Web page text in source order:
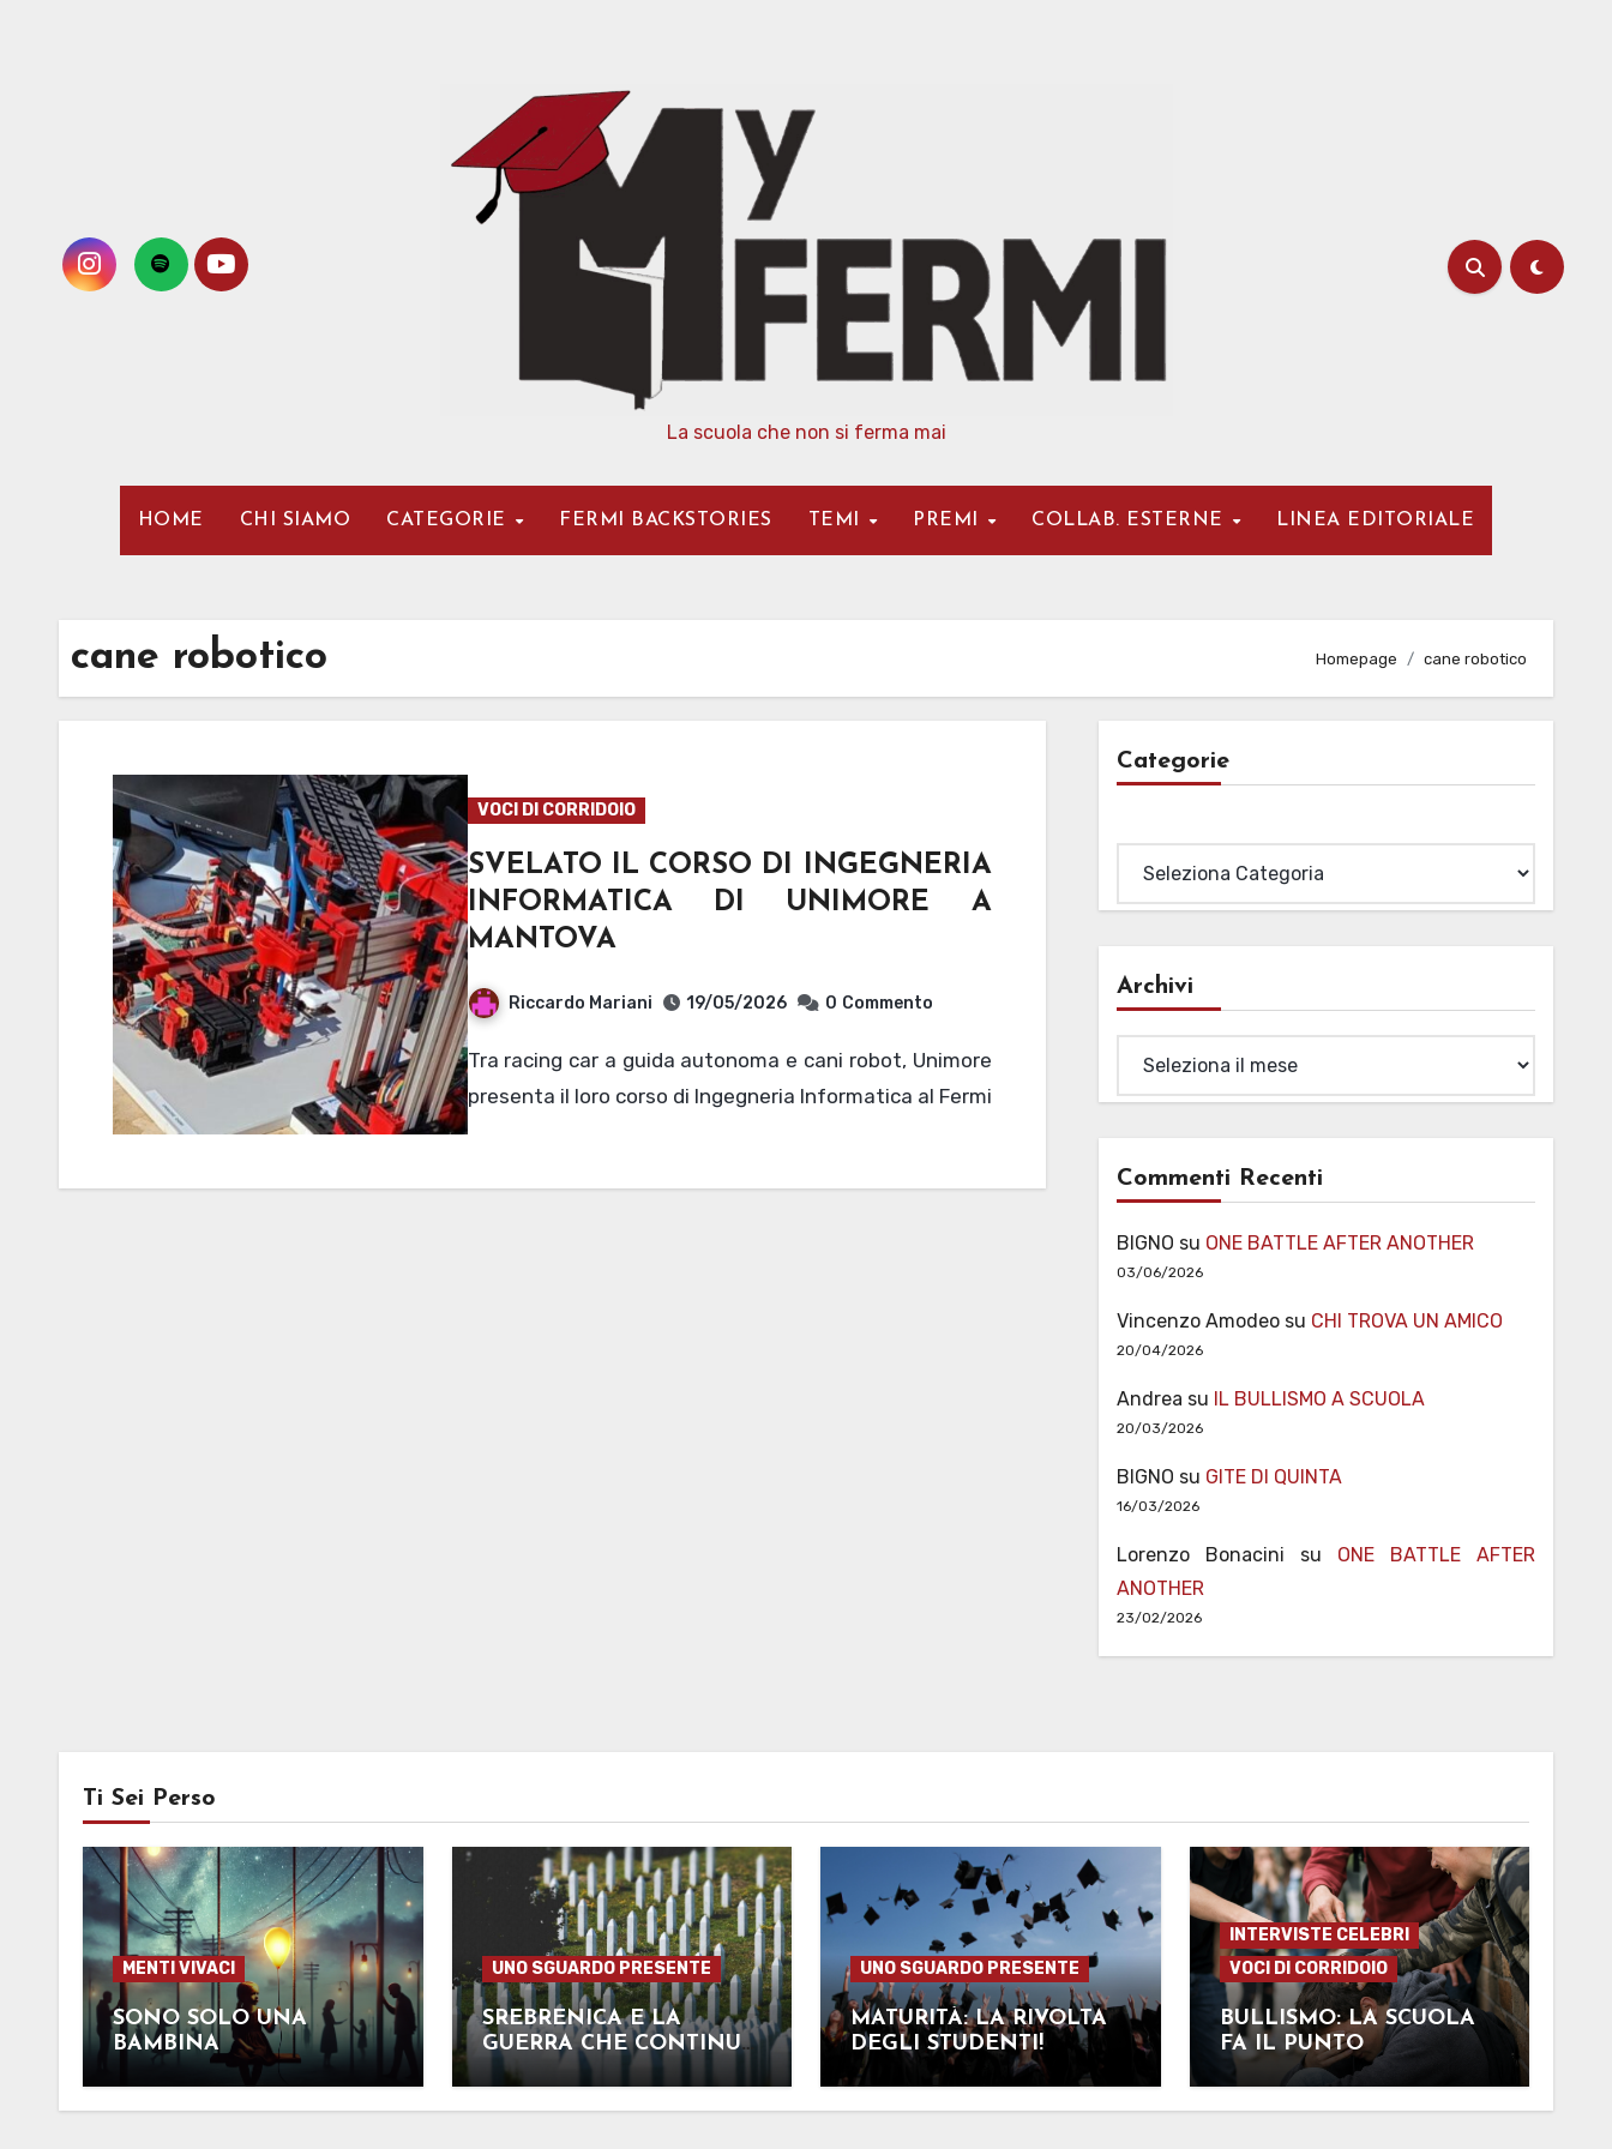
La scuola che non si ferma mai
HOME CHI SIAMO CATEGORIE FERMI BACKSTORIES TEMI PREMI COLLAB. ESTERNE LINEA EDITORIALE
cane robotico Homepage cane robotico
VOCI DI CORRIDOIO
SVELATO IL CORSO DI INGEGNERIA
INFORMATICA DI UNIMORE A
MANTOVA
Riccardo Mariani 19/05/2026 0 Commento
Tra racing car a guida autonoma e cani robot, Unimore
presenta il loro corso di Ingegneria Informatica al Fermi
Categorie
Archivi
Commenti Recenti
BIGNO su ONE BATTLE AFTER ANOTHER
03/06/2026
Vincenzo Amodeosu CHI TROVA UN AMICO
20/04/2026
Andrea su IL BULLISMO A SCUOLA
20/03/2026
BIGNO su GITE DI QUINTA
16/03/2026
Lorenzo Bonacini su ONE BATTLE AFTER
ANOTHER
23/02/2026
Ti Sei Perso
MENTI VIVACI
SONO SOLO UNA
BAMBINA
UNO SGUARDO PRESENTE
SREBRENICA E LA
GUERRA CHE CONTINUA
NEI LIBRI DI STORIA
UNO SGUARDO PRESENTE
MATURITÀ: LA RIVOLTA
DEGLI STUDENTI!
INTERVISTE CELEBRI
VOCI DI CORRIDOIO
BULLISMO: LA SCUOLA
FA IL PUNTO